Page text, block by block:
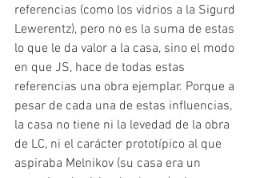
referencias (como los vidrios a la Sigurd
Lewerentz), pero no es la suma de estas
lo que le da valor a la casa, sino el modo
en que JS, hace de todas estas
referencias una obra ejemplar. Porque a
pesar de cada una de estas influencias,
la casa no tiene ni la levedad de la obra
de LC, ni el carácter prototípico al que
aspiraba Melnikov (su casa era un